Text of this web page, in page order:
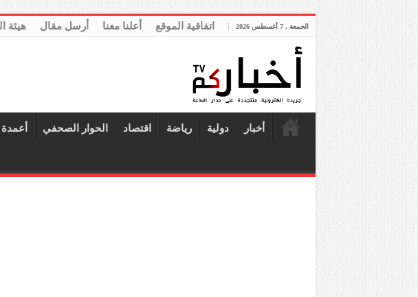
الجمعة , 7 أغسطس 2026 اتفاقية الموقع أعلنا معنا أرسل مقال هيئة
أخبار دولية رياضة اقتصاد الحوار الصحفي أعمدة